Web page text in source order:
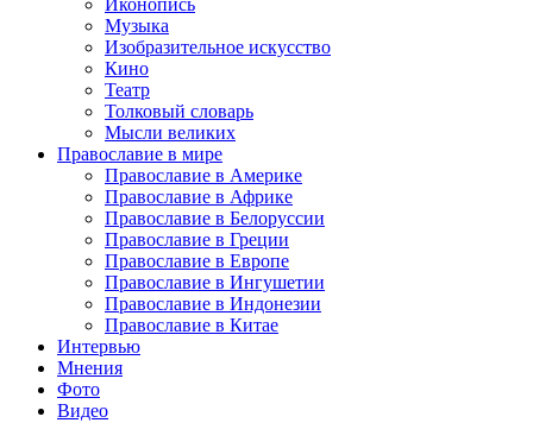
Иконопись
Музыка
Изобразительное искусство
Кино
Театр
Толковый словарь
Мысли великих
Православие в мире
Православие в Америке
Православие в Африке
Православие в Белоруссии
Православие в Греции
Православие в Европе
Православие в Ингушетии
Православие в Индонезии
Православие в Китае
Интервью
Мнения
Фото
Видео